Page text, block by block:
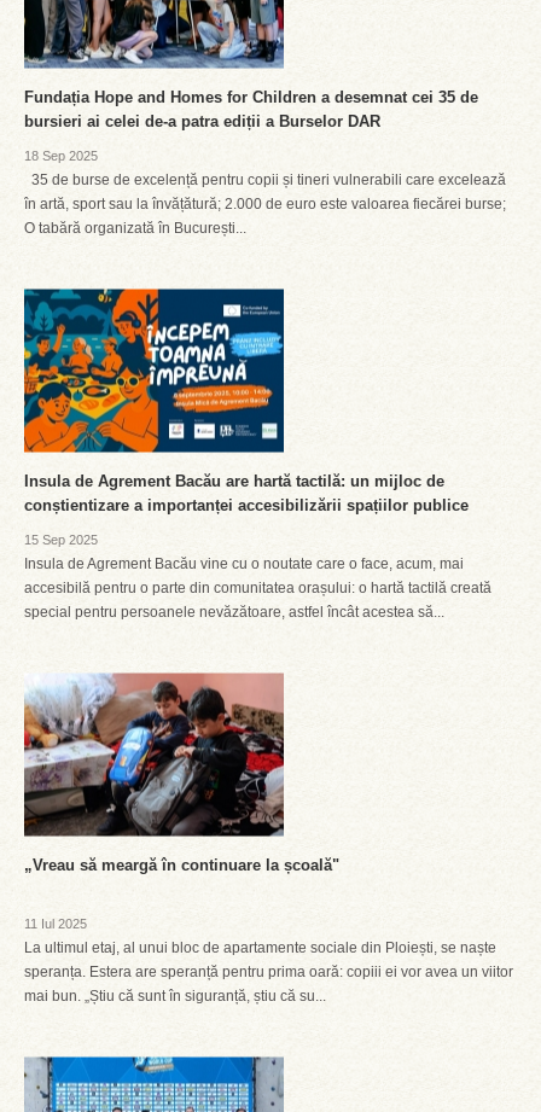
Fundația Hope and Homes for Children a desemnat cei 35 de
bursieri ai celei de-a patra ediții a Burselor DAR
18 Sep 2025
35 de burse de excelență pentru copii și tineri vulnerabili care excelează
în artă, sport sau la învățătură; 2.000 de euro este valoarea fiecărei burse;
O tabără organizată în București...
Insula de Agrement Bacău are hartă tactilă: un mijloc de
conștientizare a importanței accesibilizării spațiilor publice
15 Sep 2025
Insula de Agrement Bacău vine cu o noutate care o face, acum, mai
accesibilă pentru o parte din comunitatea orașului: o hartă tactilă creată
special pentru persoanele nevăzătoare, astfel încât acestea să...
„Vreau să meargă în continuare la școală"
11 Iul 2025
La ultimul etaj, al unui bloc de apartamente sociale din Ploiești, se naște
speranța. Estera are speranță pentru prima oară: copiii ei vor avea un viitor
mai bun. „Știu că sunt în siguranță, știu că su...